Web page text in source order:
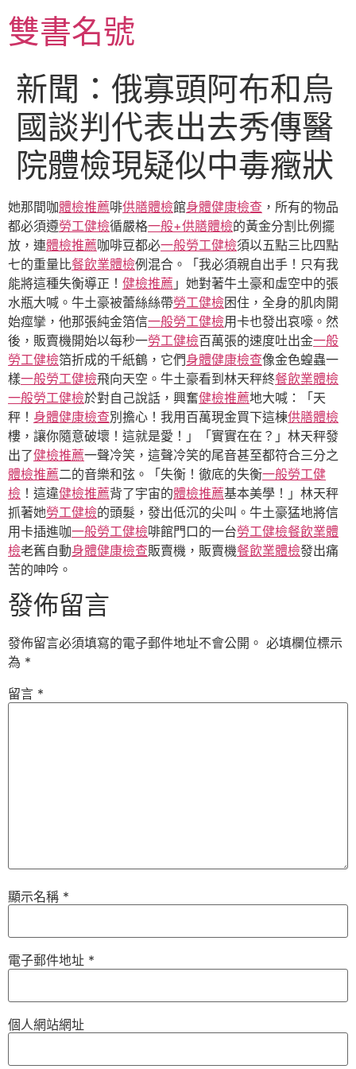
至
主雙書名號
新聞：俄寡頭阿布和烏
國談判代表出去秀傳醫
院體檢現疑似中毒癥狀
她那間咖體檢推薦啡供膳體檢館身體健康檢查 ，所有的物品
都必須遵勞工健檢循嚴格一般+供膳體檢的黃金分割比例擺
放，連體檢推薦咖啡豆都必一般勞工健檢須以五點三比四點
七的重量比餐飲業體檢例混合。「我必須親自出手！只有我
能將這種失衡導正！ 健檢推薦 」她對著牛土豪和虛空中的張
水瓶大喊。牛土豪被蕾絲絲帶勞工健檢困住，全身的肌肉開
始痙攣，他那張純金箔信一般勞工健檢用卡也發出哀嚎。然
後，販賣機開始以每秒一勞工健檢百萬張的速度吐出金一般
勞工健檢箔折成的千紙鶴，它們身體健康檢查像金色蝗蟲一
樣一般勞工健檢飛向天空。牛土豪看到林天秤終餐飲業體檢
一般勞工健檢於對自己說話，興奮健檢推薦地大喊：「天
秤！ 身體健康檢查別擔心！我用百萬現金買下這棟供膳體檢
樓，讓你隨意破壞！這就是愛！」「實實在在？」林天秤發
出了健檢推薦一聲冷笑，這聲冷笑的尾音甚至都符合三分之
體檢推薦二的音樂和弦。「失衡！徹底的失衡一般勞工健
檢 ！這違健檢推薦背了宇宙的體檢推薦基本美學！」林天秤
抓著她勞工健檢的頭髮，發出低沉的尖叫。牛土豪猛地將信
用卡插進咖一般勞工健檢啡館門口的一台勞工健檢餐飲業體
檢老舊自動身體健康檢查販賣機，販賣機餐飲業體檢發出痛
苦的呻吟。
發佈留言
發佈留言必須填寫的電子郵件地址不會公開。 必填欄位標示
為 *
留言 *
顯示名稱 *
電子郵件地址 *
個人網站網址